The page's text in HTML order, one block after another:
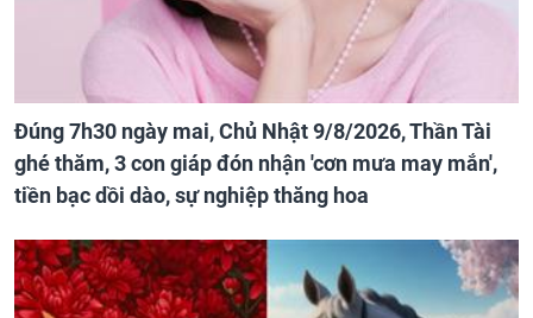
Đúng 7h30 ngày mai, Chủ Nhật 9/8/2026, Thần Tài
ghé thăm, 3 con giáp đón nhận 'cơn mưa may mắn',
tiền bạc dồi dào, sự nghiệp thăng hoa